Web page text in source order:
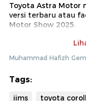
Toyota Astra Motor
versi terbaru atau
Motor Show 2025.
Mobil ini hadir
Seperti apa
Muhammad Hafizh
Tags:
iims toyota